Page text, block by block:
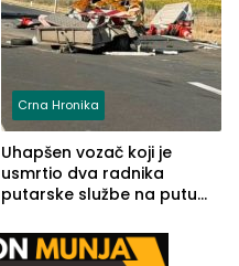
Crna Hronika
Uhapšen vozač koji je
usmrtio dva radnika
putarske službe na putu
(FOTO)